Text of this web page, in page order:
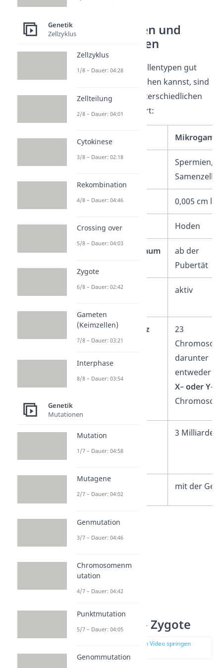
Mikrogameten und
Makrogameten
Damit du die Keimzellentypen gut
miteinander vergleichen kannst, sind
hier nochmal die unterschiedlichen
Merkmaleaufgeführt:
Synonym
Spermien,
Größe 0,005 cm
Entstehungsort Hoden
Entstehungszeitraum
ab der
Pubertät
Rolle bei
aktiv
Chromosomensatz
23
darunter
entweder
X–oder Y-
Anzahl reifer
Keimzellen pro
3 Milliarden
Fortbewegung mit der
Keimzellen — Zygote
zur Stelle im Video springen
Genetik
Zellzyklus
Zellzyklus
1/8 – Dauer: 04:28
Zellteilung
2/8 – Dauer: 04:01
Cytokinese
3/8 – Dauer: 02:18
Rekombination
4/8 – Dauer: 04:46
Crossing over
5/8 – Dauer: 04:03
Zygote
6/8 – Dauer: 02:42
Gameten
(Keimzellen)
7/8 – Dauer: 03:21
Interphase
8/8 – Dauer: 03:54
Genetik
Mutationen
Mutation
1/7 – Dauer: 04:58
Mutagene
2/7 – Dauer: 04:02
Genmutation
3/7 – Dauer: 04:46
Chromosomenm
utation
4/7 – Dauer: 04:42
Punktmutation
5/7 – Dauer: 04:05
Genommutation